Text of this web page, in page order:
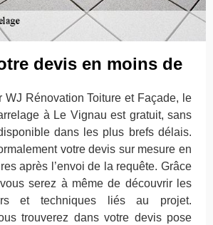
devis en moins de
WJ Rénovation Toiture et Façade, le
à Le Vignau est gratuit, sans
dans les plus brefs délais.
votre devis sur mesure en
après l’envoi de la requête. Grâce
serez à même de découvrir les
et techniques liés au projet.
trouverez dans votre devis pose